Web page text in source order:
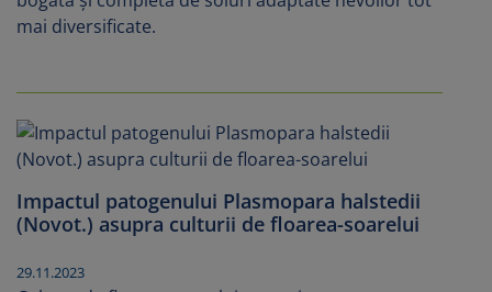
mai diversificate.
Impactul patogenului Plasmopara halstedii
(Novot.) asupra culturii de floarea-soarelui
29.11.2023